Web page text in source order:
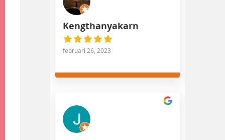
Kengthanyakarn
februari 26, 2023